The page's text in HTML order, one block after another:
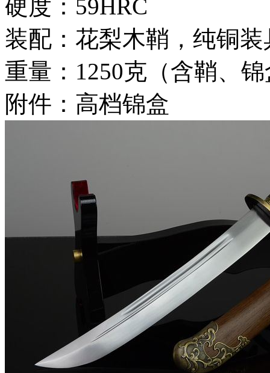
硬度：59HRC
装配：花梨木鞘，纯铜装
重量：1250克（含鞘、
附件：高档锦盒